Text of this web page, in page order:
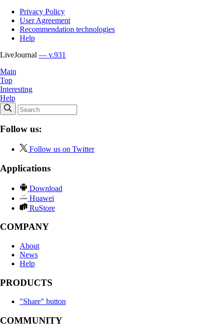
Privacy Policy
User Agreement
Recommendation technologies
Help
LiveJournal — v.931
Main
Top
Interesting
Help
Follow us:
Follow us on Twitter
Applications
Download
Huawei
RuStore
COMPANY
About
News
Help
PRODUCTS
"Share" button
COMMUNITY